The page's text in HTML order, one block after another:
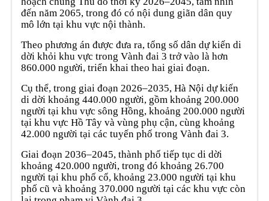
đến năm 2065, trong đó có nội dung giãn dân quy
mô lớn tại khu vực nội thành.
Theo phương án được đưa ra, tổng số dân dự kiến di
dời khỏi khu vực trong Vành đai 3 trở vào là hơn
860.000 người, triển khai theo hai giai đoạn.
Cụ thể, trong giai đoạn 2026–2035, Hà Nội dự kiến
di dời khoảng 440.000 người, gồm khoảng 200.000
người tại khu vực sông Hồng, khoảng 200.000 người
tại khu vực Hồ Tây và vùng phụ cận, cùng khoảng
42.000 người tại các tuyến phố trong Vành đai 3.
Giai đoạn 2036–2045, thành phố tiếp tục di dời
khoảng 420.000 người, trong đó khoảng 26.700
người tại khu phố cổ, khoảng 23.000 người tại khu
phố cũ và khoảng 370.000 người tại các khu vực còn